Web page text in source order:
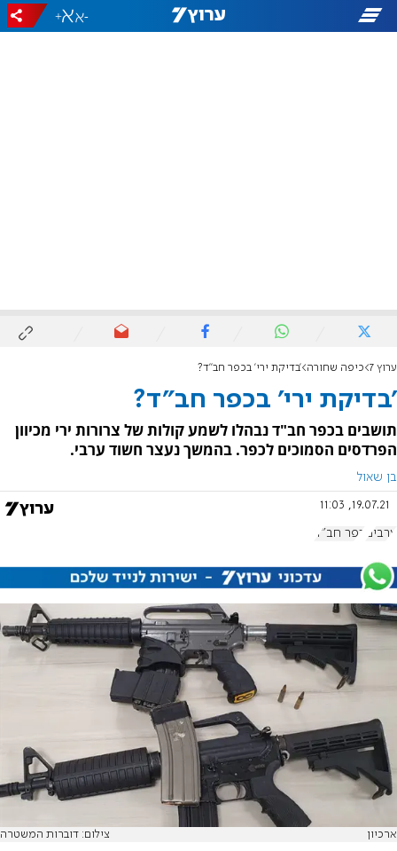
-
+
ערוץ 7 כיפה שחורה 'בדיקת ירי' בכפר חב"ד?
'בדיקת ירי' בכפר חב"ד?
תושבים בכפר חב"ד נבהלו לשמע קולות של צרורות ירי מכיוון
הפרדסים הסמוכים לכפר. בהמשך נעצר חשוד ערבי.
בן שאול
19.07.21, 11:03
ערבים כפר חב"ד
ארכיון צילום: דוברות המשטרה